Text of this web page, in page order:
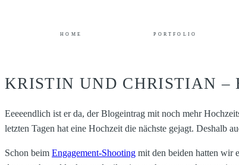
HOME PORTFOLIO
KRISTIN UND CHRISTIAN –
Eeeeendlich ist er da, der Blogeintrag mit noch mehr
letzten Tagen hat eine Hochzeit die nächste gejagt. Deshalb
Schon beim Engagement-Shooting mit den beiden hatten wir